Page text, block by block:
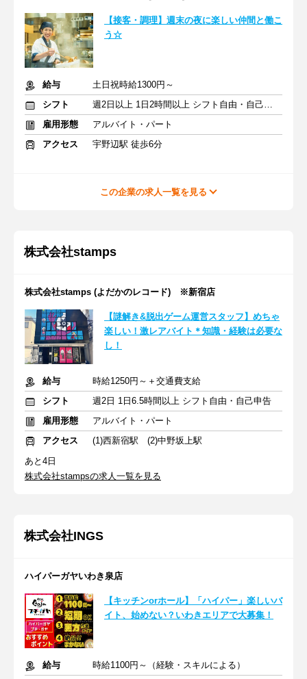
【接客・調理】週末の夜に楽しい仲間と働こ
う☆
給与
土日祝時給1300円～
シフト
週2日以上 1日2時間以上 シフト自由・自己申告
雇用形態
アルバイト・パート
アクセス
宇野辺駅 徒歩6分
この企業の求人一覧を見る
株式会社stamps
株式会社stamps (よだかのレコード) ※新宿店
【謎解き&脱出ゲーム運営スタッフ】めちゃ
楽しい！激レアバイト＊知識・経験は必要な
し！
給与
時給1250円～＋交通費支給
シフト
週2日 1日6.5時間以上 シフト自由・自己申告
雇用形態
アルバイト・パート
アクセス
(1)西新宿駅 (2)中野坂上駅
あと4日
株式会社stampsの求人一覧を見る
株式会社INGS
ハイパーガヤいわき泉店
【キッチンorホール】「ハイパー」楽しいバ
イト、始めない？いわきエリアで大募集！
給与
時給1100円～（経験・スキルによる）